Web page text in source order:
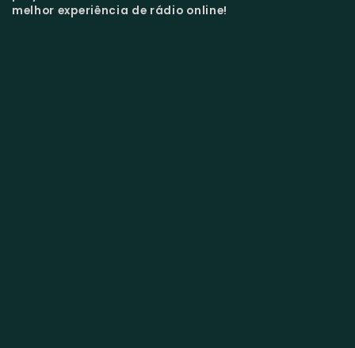
melhor experiência de rádio online!